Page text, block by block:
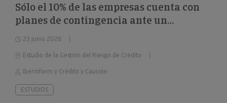
Sólo el 10% de las empresas cuenta con
planes de contingencia ante un
deterioro repentino de la situación
económica
23 junio 2026
Estudio de la Gestión del Riesgo de Crédito
Iberinform y Crédito y Caución
ESTUDIOS